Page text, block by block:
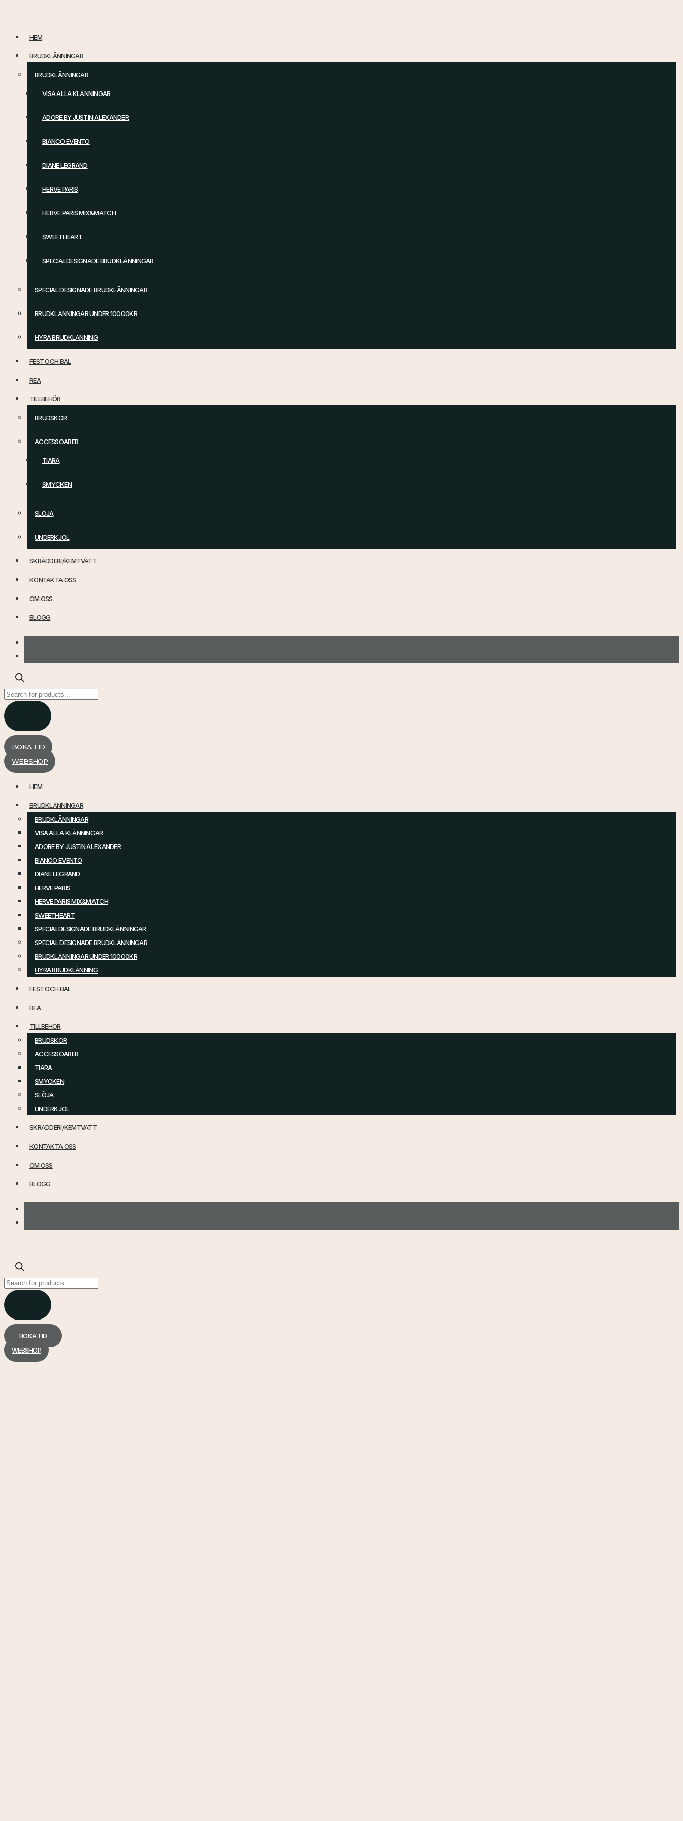
innehåll
HEM
BRUDKLÄNNINGAR
BRUDKLÄNNINGAR
VISA ALLA KLÄNNINGAR
ADORE BY JUSTIN ALEXANDER
BIANCO EVENTO
DIANE LEGRAND
HERVE PARIS
HERVE PARIS MIX&MATCH
SWEETHEART
SPECIALDESIGNADE BRUDKLÄNNINGAR
SPECIAL DESIGNADE BRUDKLÄNNINGAR
BRUDKLÄNNINGAR UNDER 10000KR
HYRA BRUDKLÄNNING
FEST OCH BAL
REA
TILLBEHÖR
BRUDSKOR
ACCESSOARER
TIARA
SMYCKEN
SLÖJA
UNDERKJOL
SKRÄDDERI/KEMTVÄTT
KONTAKTA OSS
OM OSS
BLOGG
Products
search
BOKA TID
WEBSHOP
HEM
BRUDKLÄNNINGAR
BRUDKLÄNNINGAR
VISA ALLA KLÄNNINGAR
ADORE BY JUSTIN ALEXANDER
BIANCO EVENTO
DIANE LEGRAND
HERVE PARIS
HERVE PARIS MIX&MATCH
SWEETHEART
SPECIALDESIGNADE BRUDKLÄNNINGAR
SPECIAL DESIGNADE BRUDKLÄNNINGAR
BRUDKLÄNNINGAR UNDER 10000KR
HYRA BRUDKLÄNNING
FEST OCH BAL
REA
TILLBEHÖR
BRUDSKOR
ACCESSOARER
TIARA
SMYCKEN
SLÖJA
UNDERKJOL
SKRÄDDERI/KEMTVÄTT
KONTAKTA OSS
OM OSS
BLOGG
Products
search
BOKA TID
WEBSHOP